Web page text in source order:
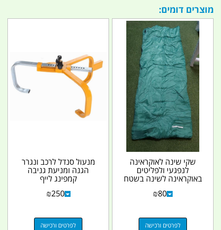
מוצרים דומים:
שקי שינה לאוקראינה
לנפגעי ולפליטים
באוקראינה לשינה בשטח
ובכל מקום קמפינג לייף
₪80
לפרטים ורכישה
מנעול סנדל לרכב ונגרר
הגנה ומניעת גניבה
קמפינג לייף
₪250
לפרטים ורכישה